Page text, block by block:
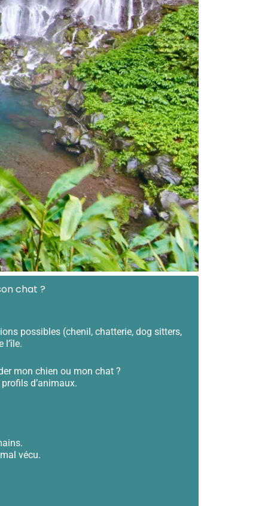
chat ?
possibles (chenil, chatterie, dog sitters,
l’île.
mon chien ou mon chat ?
d’animaux.
vécu.